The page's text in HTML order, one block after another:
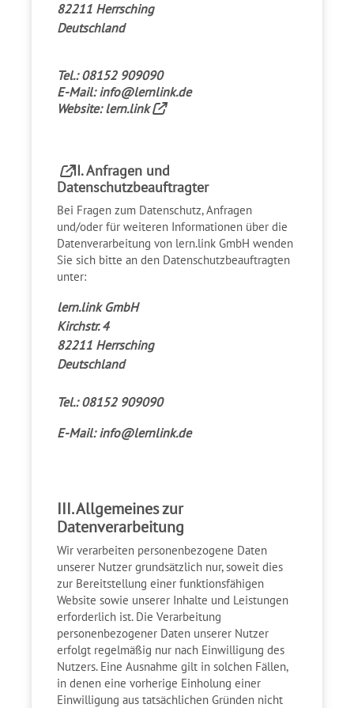
82211 Herrsching
Deutschland
Tel.: 08152 909090
E-Mail:info@lernlink.de
Website:lern.link
II. Anfragen und
Datenschutzbeauftragter
Bei Fragen zum Datenschutz, Anfragen
und/oder für weiteren Informationen über die
Datenverarbeitung von lern.link GmbH wenden
Sie sich bitte an den Datenschutzbeauftragten
unter:
lern.link GmbH
Kirchstr. 4
82211 Herrsching
Deutschland
Tel.: 08152 909090
E-Mail:info@lernlink.de
III. Allgemeines zur
Datenverarbeitung
Wir verarbeiten personenbezogene Daten
unserer Nutzer grundsätzlich nur, soweit dies
zur Bereitstellung einer funktionsfähigen
Website sowie unserer Inhalte und Leistungen
erforderlich ist. Die Verarbeitung
personenbezogener Daten unserer Nutzer
erfolgt regelmäßig nur nach Einwilligung des
Nutzers. Eine Ausnahme gilt in solchen Fällen,
in denen eine vorherige Einholung einer
Einwilligung aus tatsächlichen Gründen nicht